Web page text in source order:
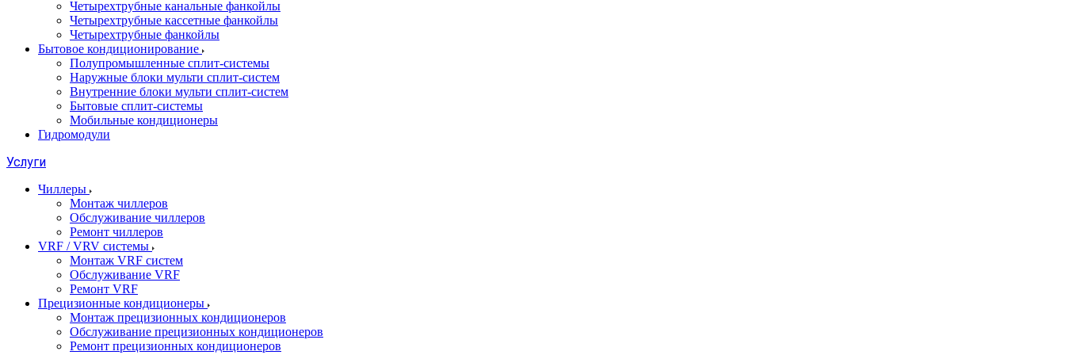
Четырехтрубные канальные фанкойлы
Четырехтрубные кассетные фанкойлы
Четырехтрубные фанкойлы
Бытовое кондиционирование
Полупромышленные сплит-системы
Наружные блоки мульти сплит-систем
Внутренние блоки мульти сплит-систем
Бытовые сплит-системы
Мобильные кондиционеры
Гидромодули
Услуги
Чиллеры
Монтаж чиллеров
Обслуживание чиллеров
Ремонт чиллеров
VRF / VRV системы
Монтаж VRF систем
Обслуживание VRF
Ремонт VRF
Прецизионные кондиционеры
Монтаж прецизионных кондиционеров
Обслуживание прецизионных кондиционеров
Ремонт прецизионных кондиционеров